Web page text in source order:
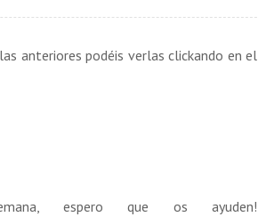
anteriores podéis verlas clickando en el
espero que os ayuden!